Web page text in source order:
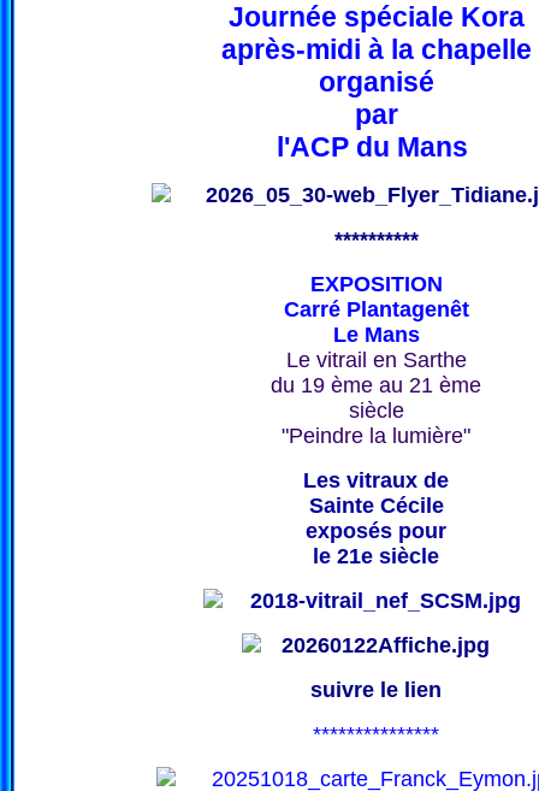
Journée spéciale Kora
après-midi à la chapelle
organisé
par
l'ACP du Mans
**********
EXPOSITION
Carré Plantagenêt
Le Mans
Le vitrail en Sarthe
du 19 ème au 21 ème
siècle
"Peindre la lumière"
Les vitraux de
Sainte Cécile
exposés pour
le 21e siècle
suivre le lien
***************